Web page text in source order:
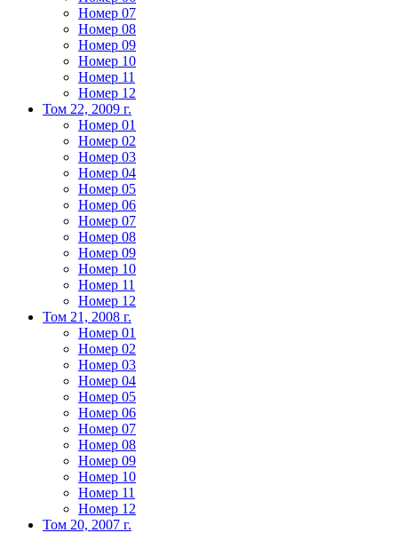
Номер 07
Номер 08
Номер 09
Номер 10
Номер 11
Номер 12
Том 22, 2009 г.
Номер 01
Номер 02
Номер 03
Номер 04
Номер 05
Номер 06
Номер 07
Номер 08
Номер 09
Номер 10
Номер 11
Номер 12
Том 21, 2008 г.
Номер 01
Номер 02
Номер 03
Номер 04
Номер 05
Номер 06
Номер 07
Номер 08
Номер 09
Номер 10
Номер 11
Номер 12
Том 20, 2007 г.